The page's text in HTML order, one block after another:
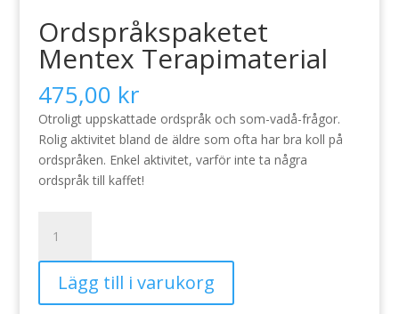
Ordspråkspaketet
Mentex Terapimaterial
475,00 kr
Otroligt uppskattade ordspråk och som-vadå-frågor.
Rolig aktivitet bland de äldre som ofta har bra koll på
ordspråken. Enkel aktivitet, varför inte ta några
ordspråk till kaffet!
Mentex
Terapimaterial
mängdLägg till i varukorg